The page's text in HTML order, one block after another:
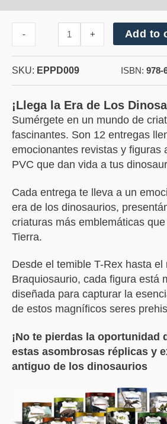
Anquilosaurio
- + Add to
SKU: EPPD009 ISBN: 978-
¡Llega la Era de Los
Sumérgete en un mundo de
fascinantes. Son 12 entregas
emocionantes revistas y figuras
PVC que dan vida a tus
Cada entrega te lleva a un
era de los dinosaurios,
criaturas más emblemáticas
Tierra.
Desde el temible T-Rex hasta el
Braquiosaurio, cada figura está
diseñada para capturar la
de estos magníficos seres
¡No te pierdas la oportunidad
estas asombrosas réplicas y
antiguo de los dinosaurios